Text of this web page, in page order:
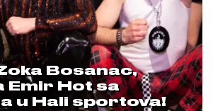
Bosanac,
Emir Hot sa
u Hali sportova!